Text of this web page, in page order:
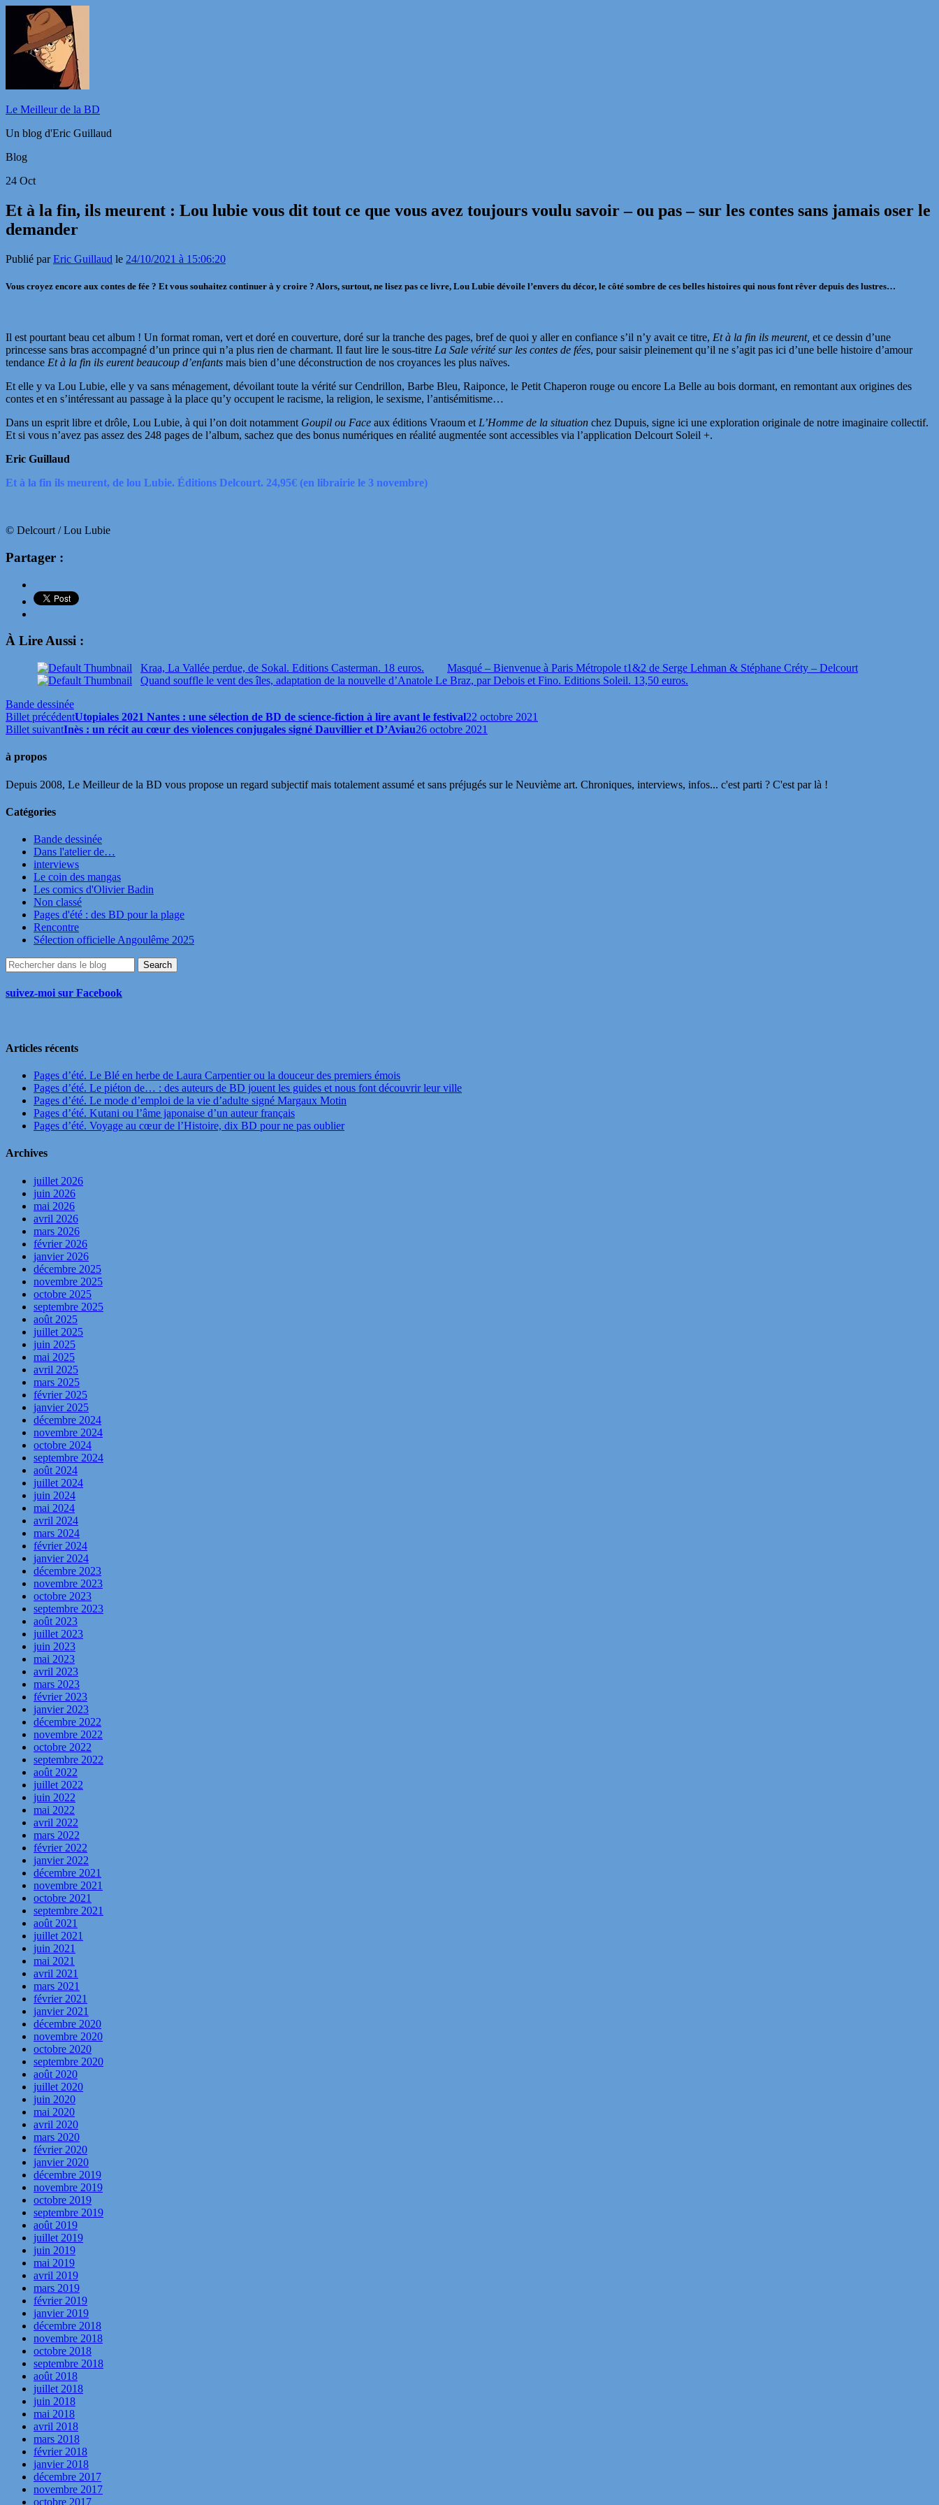
Le Meilleur de la BD
Un blog d'Eric Guillaud
Blog
24 Oct
Et à la fin, ils meurent : Lou lubie vous dit tout ce que vous avez toujours voulu savoir – ou pas – sur les contes sans jamais oser le
demander
Publié parEric Guillaud le 24/10/2021 à 15:06:20
Vous croyez encore aux contes de fée ? Et vous souhaitez continuer à y croire ? Alors, surtout, ne lisez pas ce livre, Lou Lubie dévoile l’envers du décor, le côté sombre de ces belles histoires qui nous font rêver depuis des lustres…
Il est pourtant beau cet album ! Un format roman, vert et doré en couverture, doré sur la tranche des pages, bref de quoi y aller en confiance s’il n’y avait ce titre, Et à la fin ils meurent, et ce dessin d’une
princesse sans bras accompagné d’un prince qui n’a plus rien de charmant. Il faut lire le sous-titre La Sale vérité sur les contes de fées, pour saisir pleinement qu’il ne s’agit pas ici d’une belle histoire d’amour
tendance Et à la fin ils eurent beaucoup d’enfants mais bien d’une déconstruction de nos croyances les plus naïves.
Et elle y va Lou Lubie, elle y va sans ménagement, dévoilant toute la vérité sur Cendrillon, Barbe Bleu, Raiponce, le Petit Chaperon rouge ou encore La Belle au bois dormant, en remontant aux origines des
contes et en s’intéressant au passage à la place qu’y occupent le racisme, la religion, le sexisme, l’antisémitisme…
Dans un esprit libre et drôle, Lou Lubie, à qui l’on doit notamment Goupil ou Face aux éditions Vraoum et L’Homme de la situation chez Dupuis, signe ici une exploration originale de notre imaginaire collectif.
Et si vous n’avez pas assez des 248 pages de l’album, sachez que des bonus numériques en réalité augmentée sont accessibles via l’application Delcourt Soleil +.
Eric Guillaud
Et à la fin ils meurent, de lou Lubie. Éditions Delcourt. 24,95€ (en librairie le 3 novembre)
© Delcourt / Lou Lubie
Partager :
À Lire Aussi :
Kraa, La Vallée perdue, de Sokal. Editions Casterman. 18 euros.
Masqué – Bienvenue à Paris Métropole t1&2 de Serge Lehman & Stéphane Créty – Delcourt
Quand souffle le vent des îles, adaptation de la nouvelle d’Anatole Le Braz, par Debois et Fino. Editions Soleil. 13,50 euros.
Bande dessinée
Billet précédentUtopiales 2021 Nantes : une sélection de BD de science-fiction à lire avant le festival22 octobre 2021
Billet suivantInès : un récit au cœur des violences conjugales signé Dauvillier et D’Aviau26 octobre 2021
à propos
Depuis 2008, Le Meilleur de la BD vous propose un regard subjectif mais totalement assumé et sans préjugés sur le Neuvième art. Chroniques, interviews, infos... c'est parti ? C'est par là !
Catégories
Bande dessinée
Dans l'atelier de…
interviews
Le coin des mangas
Les comics d'Olivier Badin
Non classé
Pages d'été : des BD pour la plage
Rencontre
Sélection officielle Angoulême 2025
suivez-moi sur Facebook
Articles récents
Pages d’été. Le Blé en herbe de Laura Carpentier ou la douceur des premiers émois
Pages d’été. Le piéton de… : des auteurs de BD jouent les guides et nous font découvrir leur ville
Pages d’été. Le mode d’emploi de la vie d’adulte signé Margaux Motin
Pages d’été. Kutani ou l’âme japonaise d’un auteur français
Pages d’été. Voyage au cœur de l’Histoire, dix BD pour ne pas oublier
Archives
juillet 2026
juin 2026
mai 2026
avril 2026
mars 2026
février 2026
janvier 2026
décembre 2025
novembre 2025
octobre 2025
septembre 2025
août 2025
juillet 2025
juin 2025
mai 2025
avril 2025
mars 2025
février 2025
janvier 2025
décembre 2024
novembre 2024
octobre 2024
septembre 2024
août 2024
juillet 2024
juin 2024
mai 2024
avril 2024
mars 2024
février 2024
janvier 2024
décembre 2023
novembre 2023
octobre 2023
septembre 2023
août 2023
juillet 2023
juin 2023
mai 2023
avril 2023
mars 2023
février 2023
janvier 2023
décembre 2022
novembre 2022
octobre 2022
septembre 2022
août 2022
juillet 2022
juin 2022
mai 2022
avril 2022
mars 2022
février 2022
janvier 2022
décembre 2021
novembre 2021
octobre 2021
septembre 2021
août 2021
juillet 2021
juin 2021
mai 2021
avril 2021
mars 2021
février 2021
janvier 2021
décembre 2020
novembre 2020
octobre 2020
septembre 2020
août 2020
juillet 2020
juin 2020
mai 2020
avril 2020
mars 2020
février 2020
janvier 2020
décembre 2019
novembre 2019
octobre 2019
septembre 2019
août 2019
juillet 2019
juin 2019
mai 2019
avril 2019
mars 2019
février 2019
janvier 2019
décembre 2018
novembre 2018
octobre 2018
septembre 2018
août 2018
juillet 2018
juin 2018
mai 2018
avril 2018
mars 2018
février 2018
janvier 2018
décembre 2017
novembre 2017
octobre 2017